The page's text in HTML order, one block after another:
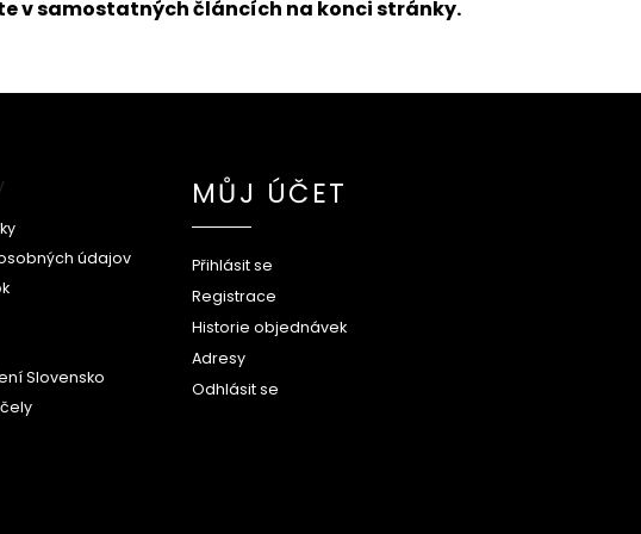
v samostatných článcích na konci stránky.
údajov
Slovensko
MŮJ ÚČET
Přihlásit se
Registrace
Historie objednávek
Adresy
Odhlásit se